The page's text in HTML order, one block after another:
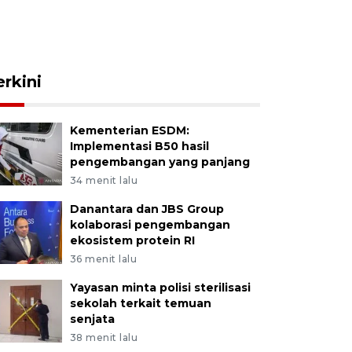
Kementerian ESDM:
Implementasi B50 hasil
pengembangan yang panjang
34 menit lalu
Danantara dan JBS Group
kolaborasi pengembangan
ekosistem protein RI
36 menit lalu
Yayasan minta polisi sterilisasi
sekolah terkait temuan
senjata
38 menit lalu